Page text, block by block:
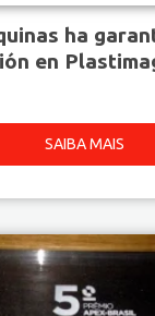
ha
en
SAIBA MAIS